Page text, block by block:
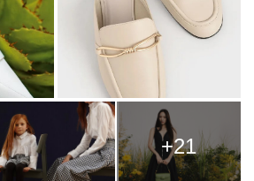
+21